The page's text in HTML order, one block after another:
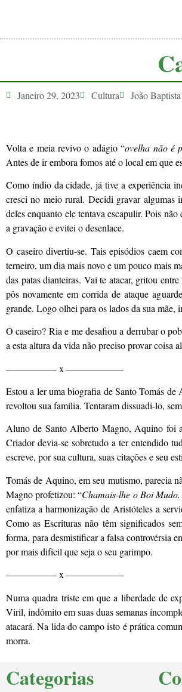
Janeiro 29, 2023 Cultura João
Volta e meia revivo o adágio “ovelha não é
Antes de ir embora fomos até o local em que
Como índio da cidade, já tive a experiência
cresci no meio rural. Decidi gravar algumas
deles enquanto ele tentava escapulir. Pois
a gravação e evitei o desenlace.
O caseiro divertiu-se. Tais episódios caem
terneiro, um dia mais novo e um pouco mais
das patas dianteiras. Vai te atacar, gritou
pôs novamente em corrida de ataque
grande. Logo olhei para os lados da sua mãe,
O caseiro? Ria e me desafiou a derrubar o
a esta altura da vida não preciso provar coisa
—————- x ——————
Estou a ler uma biografia de Santo Tomás
revoltou sua família. Tentaram dissuadi-lo,
Aluno de Santo Alberto Magno, Aquino foi
Criador devia-se sobretudo a ter entendido
escreve, por sua cultura, suas citações e seu
Tomás de Aquino, em seu mutismo, parecia
Magno profetizou: “Chamais-lhe o Boi
enfatiza a harmonização de Aristóteles a
Como as Escrituras não têm significados
forma, para desmistificar a falsa controvérsia
por mais difícil que seja o seu garimpo.
—————- x ——————
Numa quadra triste em que a liberdade de
Viril, indômito em suas duas semanas
atacará. Na lida do campo isto é prática
morra.
Categorias